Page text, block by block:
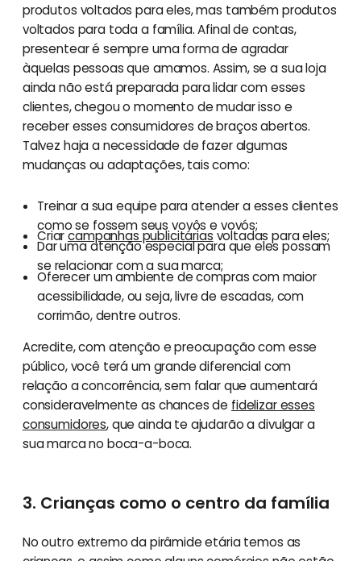
produtos voltados para eles, mas também produtos
voltados para toda a família. Afinal de contas,
presentear é sempre uma forma de agradar
àquelas pessoas que amamos. Assim, se a sua loja
ainda não está preparada para lidar com esses
clientes, chegou o momento de mudar isso e
receber esses consumidores de braços abertos.
Talvez haja a necessidade de fazer algumas
mudanças ou adaptações, tais como:
Treinar a sua equipe para atender a esses clientes
como se fossem seus vovôs e vovós;
Criarcampanhas publicitárias voltadas para eles;
Dar uma atenção especial para que eles possam
se relacionar com a sua marca;
Oferecer um ambiente de compras com maior
acessibilidade, ou seja, livre de escadas, com
corrimão, dentre outros.
Acredite, com atenção e preocupação com esse
público, você terá um grande diferencial com
relação a concorrência, sem falar que aumentará
consideravelmente as chances de fidelizar esses
consumidores, que ainda te ajudarão a divulgar a
sua marca no boca-a-boca.
3. Crianças como o centro da família
No outro extremo da pirâmide etária temos as